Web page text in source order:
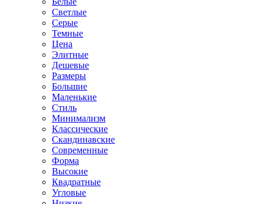
Светлые
Серые
Темные
Цена
Элитные
Дешевые
Размеры
Большие
Маленькие
Стиль
Минимализм
Классические
Скандинавские
Современные
Форма
Высокие
Квадратные
Угловые